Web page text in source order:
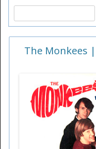
Pesquisar
The Monkees